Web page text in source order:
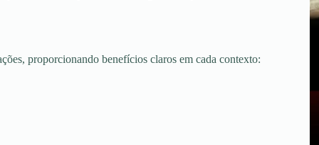
proporcionando benefícios claros em cada contexto: